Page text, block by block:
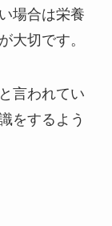
場合は栄養
大切です。
言われてい
をするよう